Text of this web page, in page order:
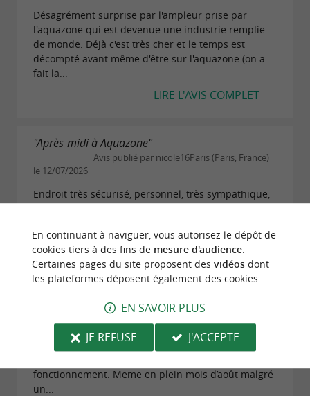
Désagrément surprise par l'ampleur prise par
l'aquazone qui est devenue une industrie remplie
de monde. Déjà c'est très cher et le temps est
décompté avant même d'être sur l'aquazone (on a
fait la...
LIRE L'AVIS COMPLET
"Après-midi à Aquazone"
Avis publié par nicole16Paris (Paris, France)
le 12/07/2026
Endroit très sécurisé, personnel, très sympathique,
endroit, très propre convivial, rien à dire On
LIRE L'AVIS COMPLET
Avis publié par Wxked O le 16/08/2025
Un moment de détente, d’amusement avec mes
amis. Personnel aux besoins. Niveau sécurité c’est
fonctionnement. Meme en plein mois d’août malgré
un...
En continuant à naviguer, vous autorisez le dépôt de
cookies tiers à des fins de mesure d'audience.
Certaines pages du site proposent des vidéosdont
les plateformes déposent également des cookies.
EN SAVOIR PLUS
JE REFUSE
J'ACCEPTE